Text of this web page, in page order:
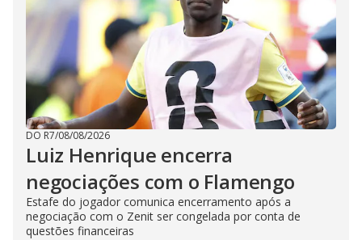
DO R7/08/08/2026
Luiz Henrique encerra
negociações com o Flamengo
Estafe do jogador comunica encerramento após a
negociação com o Zenit ser congelada por conta de
questões financeiras